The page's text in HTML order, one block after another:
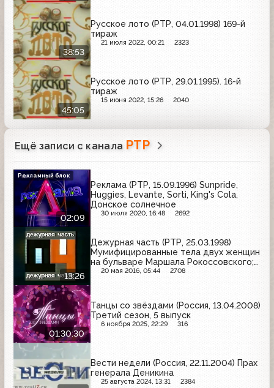
38:53
Русское лото (РТР, 04.01.1998) 169-й
тираж
21 июля 2022, 00:21 2323
45:05
Русское лото (РТР, 29.01.1995). 16-й
тираж
15 июня 2022, 15:26 2040
Ещё записи с канала РТР
02:09
Реклама (РТР, 15.09.1996) Sunpride,
Huggies, Levante, Sorti, King's Cola,
Донское солнечное
30 июля 2020, 16:48 2692
Рекламный блок
13:26
Дежурная часть (РТР, 25.03.1998)
Мумифицированные тела двух женщин
на бульваре Маршала Рокоссовского;
суд над двумя офицерами в Перми
20 мая 2016, 05:44 2708
01:30:30
Танцы со звёздами (Россия, 13.04.2008)
Третий сезон, 5 выпуск
6 ноября 2025, 22:29 316
Вести недели (Россия, 22.11.2004) Прах
генерала Деникина
25 августа 2024, 13:31 2384